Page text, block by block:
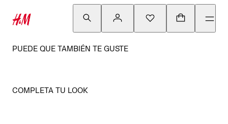
PUEDE QUE TAMBIÉN TE GUSTE
COMPLETA TU LOOK